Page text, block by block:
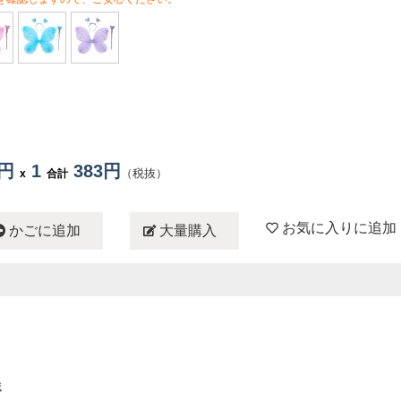
x 1 合計383円 （税抜）
かごに追加 大量購入 お気に入りに追加